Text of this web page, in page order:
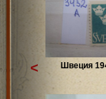
Швеция
<